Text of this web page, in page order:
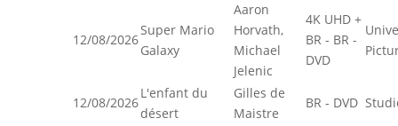
12/08/2026
Super Mario
Galaxy
Aaron
Horvath,
Michael
Jelenic
4K UHD +
BR - BR -
DVD
12/08/2026
L'enfant du
désert
Gilles de
Maistre
BR - DVD